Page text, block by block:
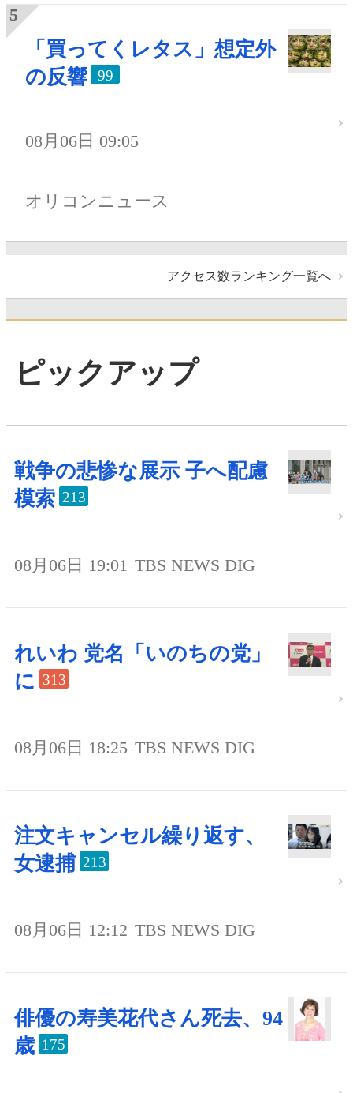
「買ってくレタス」想定外
の反響
99
08月06日 09:05
オリコンニュース
アクセス数ランキング一覧へ
ピックアップ
戦争の悲惨な展示 子へ配慮
模索 213
08月06日 19:01 TBS NEWS DIG
れいわ 党名「いのちの党」
に 313
08月06日 18:25 TBS NEWS DIG
注文キャンセル繰り返す、
女逮捕 213
08月06日 12:12 TBS NEWS DIG
俳優の寿美花代さん死去、94
歳 175